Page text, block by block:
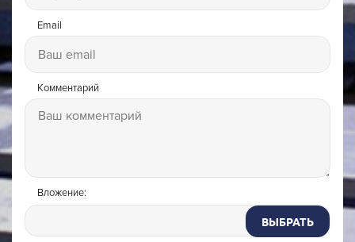
Email
Комментарий
Вложение:
ВЫБРАТЬ